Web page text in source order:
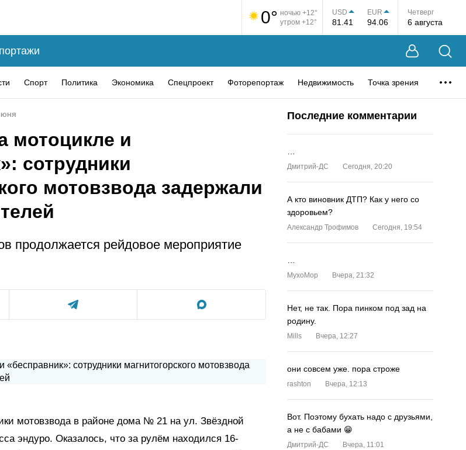
0° ночью +12°
утром +12°
USD
81.41
EUR
94.06
Четверг
6 августа
Спорт Политика Экономика Спецпроект Фоторепортаж Недвижимость Точка зрения
мотоцикле и
сотрудники
мотовзвода задержали
продолжается рейдовое мероприятие
мотовзвода в районе дома № 21 на ул. Звёздной
эндуро. Оказалось, что за рулём находился 16-
Последние комментарии
Дмитрий-ДС Сегодня, 20:20
А кто виновник ДТП? Как у него со
здоровьем?
Александр Трофимов Сегодня, 19:54
MyxoMop Вчера, 21:32
Нет, не так. Пора пинком под зад на
родину.
Mills Вчера, 12:27
они совсем уже. пора строже
rashton Вчера, 12:13
Вот. Поэтому бухать надо с друзьями,
а не с бабами 😁
Дмитрий-ДС Вчера, 11:01